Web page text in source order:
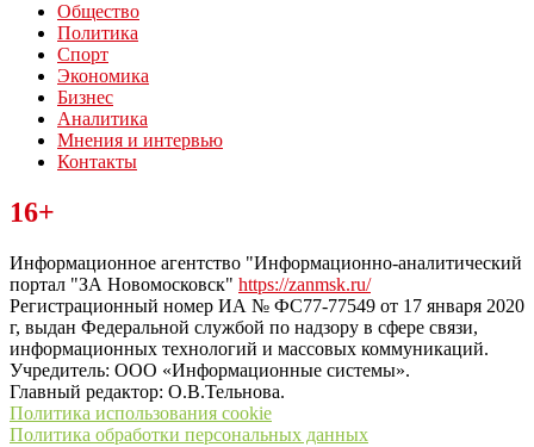
Общество
Политика
Спорт
Экономика
Бизнес
Аналитика
Мнения и интервью
Контакты
Читайте последние новости дня в Тульской области на сайте
“ЗаНовомосковск”
16+
Информационное агентство "Информационно-аналитический
портал "ЗА Новомосковск" https://zanmsk.ru/
Регистрационный номер ИА № ФС77-77549 от 17 января 2020
г, выдан Федеральной службой по надзору в сфере связи,
информационных технологий и массовых коммуникаций.
Учредитель: ООО «Информационные системы».
Главный редактор: О.В.Тельнова.
Политика использования cookie
Политика обработки персональных данных